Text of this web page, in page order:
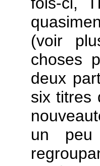
(voir
choses
deux
six titres
un peu